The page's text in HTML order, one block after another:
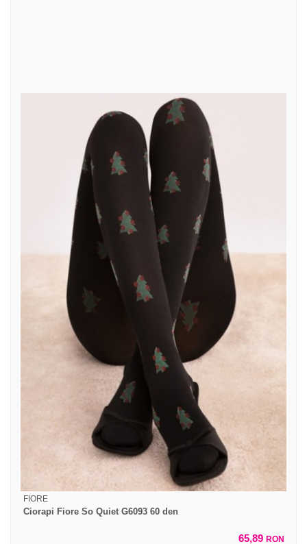
FIORE
Ciorapi Fiore So Quiet G6093 60 den
65,89 RON